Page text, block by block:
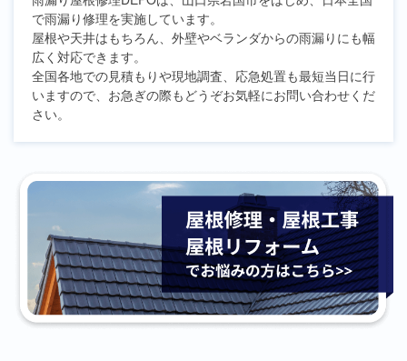
で雨漏り修理を実施しています。
屋根や天井はもちろん、外壁やベランダからの雨漏りにも幅
広く対応できます。
全国各地での見積もりや現地調査、応急処置も最短当日に行
いますので、お急ぎの際もどうぞお気軽にお問い合わせくだ
さい。